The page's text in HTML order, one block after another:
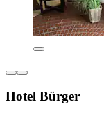
Hotel Bürger